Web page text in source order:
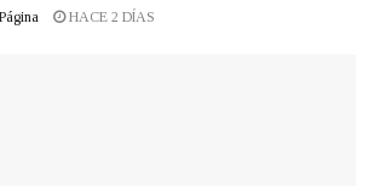
HACE 2 DÍAS